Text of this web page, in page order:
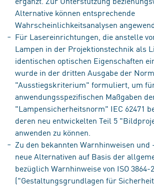
Alternative können entsprechende
Wahrscheinlichkeitsanalysen
Für Lasereinrichtungen, die anstelle
Lampen in der Projektionstechnik als
identischen optischen Eigenschaften
wurde in der dritten Ausgabe der
"Ausstiegskriterium" formuliert, um
anwendungsspezifischen Maßgaben
"Lampensicherheitsnorm" IEC 62471
deren neu entwickelten Teil 5
anwenden zu können.
Zu den bekannten Warnhinweisen
neue Alternativen auf Basis der
bezüglich Warnhinweise von ISO 3864-2
("Gestaltungsgrundlagen für